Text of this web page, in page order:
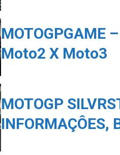
MOTOGPGAME
Moto2 X Moto3
MOTOGP
INFORMAÇÔES,